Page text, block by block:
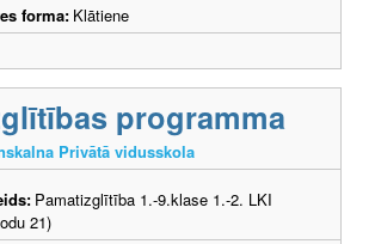
forma: Klātiene
programma
Privātā vidusskola
Pamatizglītība 1.-9.klase 1.-2. LKI
21)